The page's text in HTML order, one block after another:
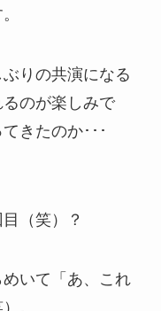
りの共演になる
のが楽しみで
きたのか･･･
（笑）？
いて「あ、これ